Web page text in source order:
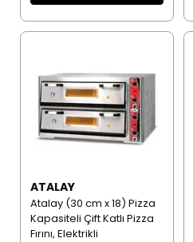
ATALAY
Atalay (30 cm x 18) Pizza
Kapasiteli Çift Katlı Pizza
Fırını, Elektrikli